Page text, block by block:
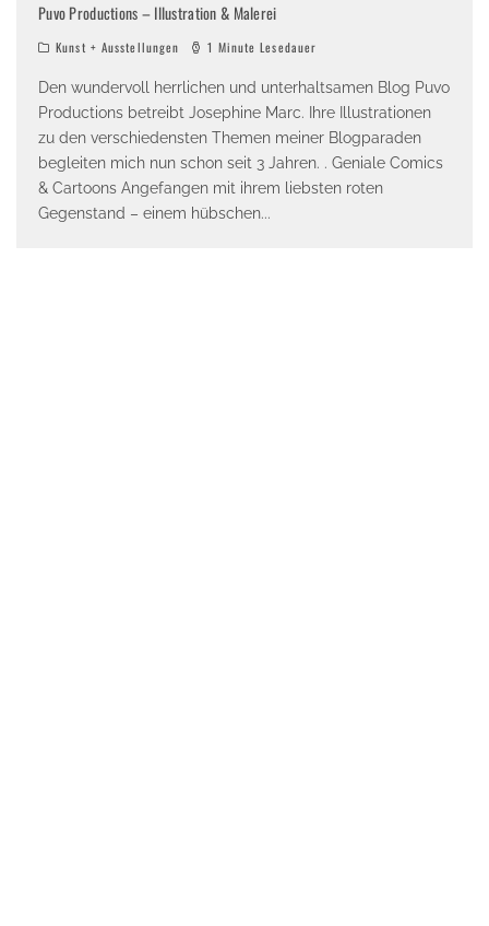
Puvo Productions – Illustration & Malerei
Kunst + Ausstellungen 1 Minute Lesedauer
Den wundervoll herrlichen und unterhaltsamen Blog Puvo
Productions betreibt Josephine Marc. Ihre Illustrationen
zu den verschiedensten Themen meiner Blogparaden
begleiten mich nun schon seit 3 Jahren. . Geniale Comics
& Cartoons Angefangen mit ihrem liebsten roten
Gegenstand – einem hübschen...